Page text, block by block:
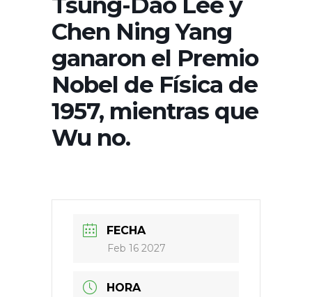
Chen Ning Yang
ganaron el Premio
Nobel de Física de
1957, mientras que
Wu no.
FECHA
Feb 16 2027
HORA